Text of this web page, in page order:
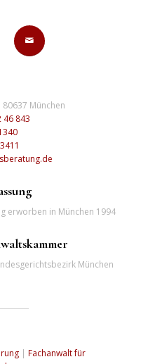
80637 München
46 843
erworben in München 1994
München
| Fachanwalt für